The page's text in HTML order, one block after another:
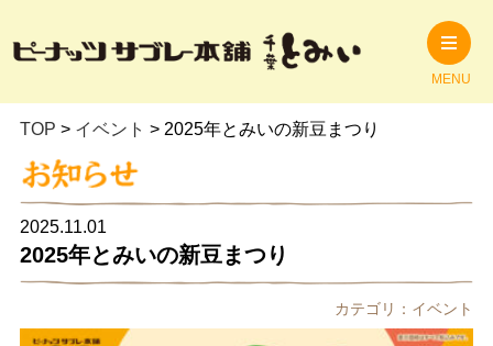
MENU
TOP > イベント > 2025年とみいの新豆まつり
2025.11.01
2025年とみいの新豆まつり
カテゴリ：イベント